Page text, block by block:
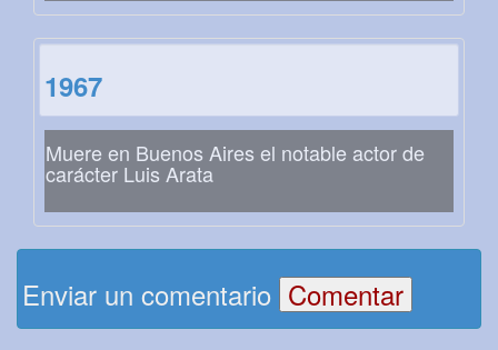
1967
Muere en Buenos Aires el notable actor de
carácter Luis Arata
Enviar un comentario